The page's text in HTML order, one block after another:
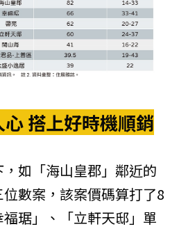
搭上好時機順銷
如「海山皇郡」鄰近的
數案，該案價碼算打了8
琚」、「立軒天邸」單